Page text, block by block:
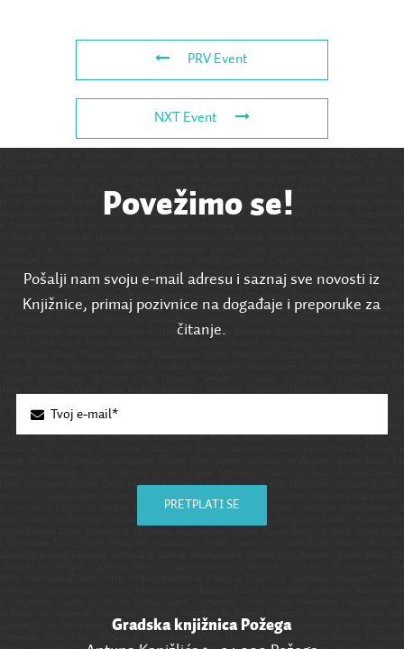
PRV Event
NXT Event
Povežimo se!
Pošalji nam svoju e-mail adresu i saznaj sve novosti iz
Knjižnice, primaj pozivnice na događaje i preporuke za
čitanje.
PRETPLATI SE
Gradska knjižnica Požega